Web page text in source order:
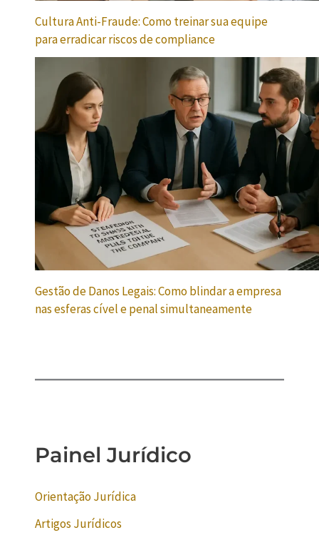
Cultura Anti-Fraude: Como treinar sua equipe
para erradicar riscos de compliance
Gestão de Danos Legais: Como blindar a empresa
nas esferas cível e penal simultaneamente
Painel Jurídico
Orientação Jurídica
Artigos Jurídicos